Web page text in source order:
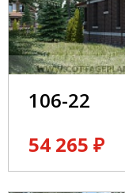
106-22
54 265 ₽